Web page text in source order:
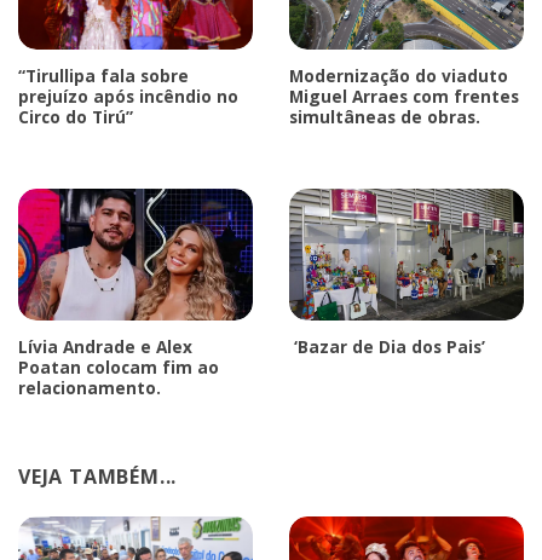
“Tirullipa fala sobre
prejuízo após incêndio no
Circo do Tirú”
Modernização do viaduto
Miguel Arraes com frentes
simultâneas de obras.
Lívia Andrade e Alex
Poatan colocam fim ao
relacionamento.
‘Bazar de Dia dos Pais’
VEJA TAMBÉM...